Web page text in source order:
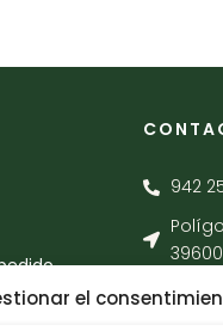
el
942